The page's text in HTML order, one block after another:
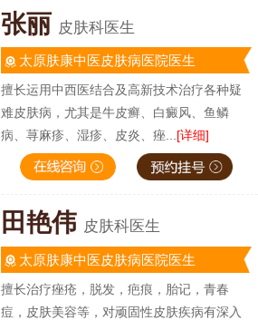
张丽 皮肤科医生
太原肤康中医皮肤病医院医生
擅长运用中西医结合及高新技术治疗各种疑
难皮肤病，尤其是牛皮癣、白癜风、鱼鳞
病、荨麻疹、湿疹、皮炎、痤... [详细]
田艳伟 皮肤科医生
太原肤康中医皮肤病医院医生
擅长治疗痤疮，脱发，疤痕，胎记，青春
痘，皮肤美容等，对顽固性皮肤疾病有深入